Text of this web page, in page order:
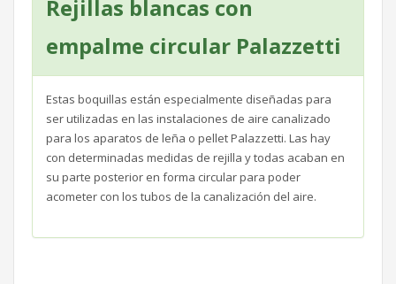
Rejillas blancas con
empalme circular Palazzetti
Estas boquillas están especialmente diseñadas para
ser utilizadas en las instalaciones de aire canalizado
para los aparatos de leña o pellet Palazzetti. Las hay
con determinadas medidas de rejilla y todas acaban en
su parte posterior en forma circular para poder
acometer con los tubos de la canalización del aire.